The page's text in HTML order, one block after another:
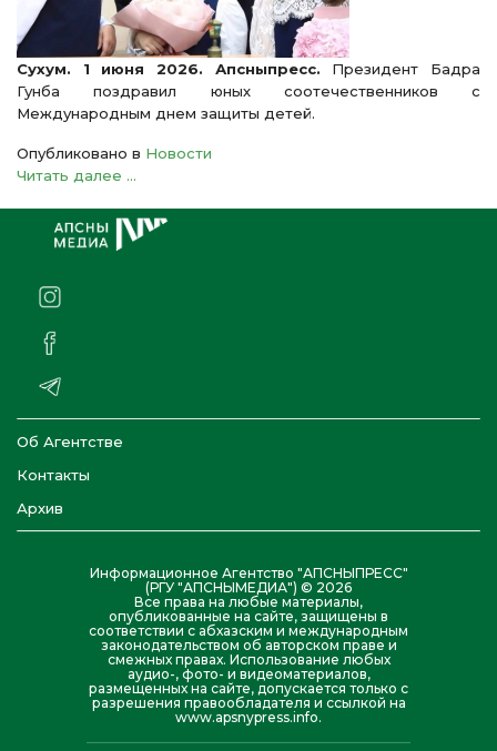
Сухум. 1 июня 2026. Апсныпресс. Президент Бадра
Гунба поздравил юных соотечественников с
Международным днем защиты детей.
Опубликовано в Новости
Читать далее ...
Об Агентстве
Контакты
Архив
Информационное Агентство "АПСНЫПРЕСС"
(РГУ "АПСНЫМЕДИА") © 2026
Все права на любые материалы,
опубликованные на сайте, защищены в
соответствии с абхазским и международным
законодательством об авторском праве и
смежных правах. Использование любых
аудио-, фото- и видеоматериалов,
размещенных на сайте, допускается только с
разрешения правообладателя и ссылкой на
www.apsnypress.info.